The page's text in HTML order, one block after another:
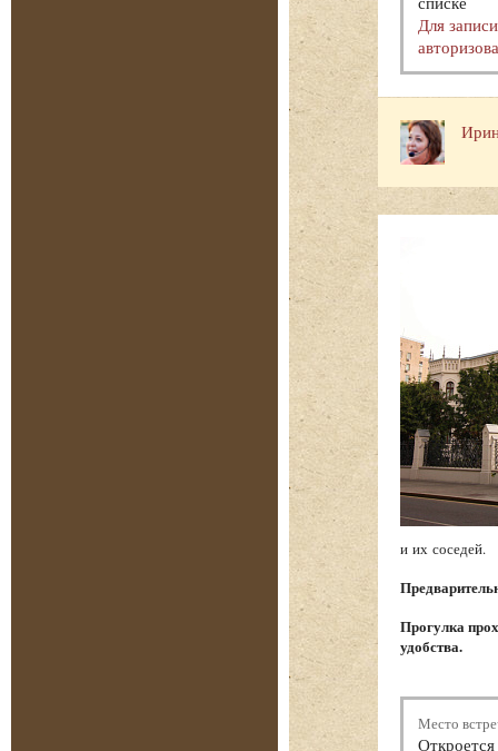
Для
и их соседей.
Прогулка
удобства.
Место